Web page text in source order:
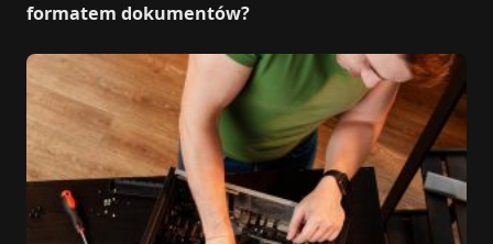
formatem dokumentów?